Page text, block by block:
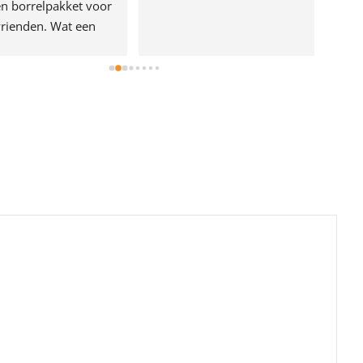
borrelpakket voor
Wat een